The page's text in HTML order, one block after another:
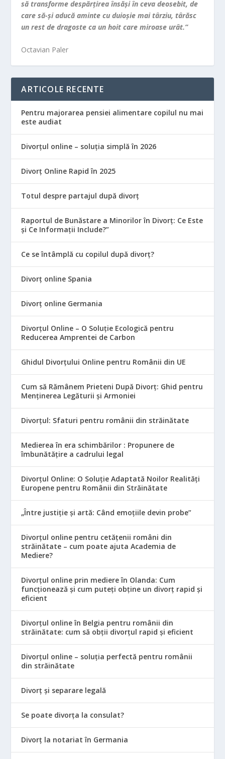
să transforme despărţirea însăşi în ceva deosebit, de
care să-şi aducă aminte cu duioşie mai târziu, târăsc
un rest de dragoste ca un hoit care miroase urât.”
Octavian Paler
ARTICOLE RECENTE
Pentru majorarea pensiei alimentare copilul nu mai
este audiat
Divorțul online – soluția simplă în 2026
Divorț Online Rapid în 2025
Totul despre partajul după divorț
Raportul de Bunăstare a Minorilor în Divorț: Ce Este
și Ce Informații Include?”
Ce se întâmplă cu copilul după divorț?
Divorț online Spania
Divorț online Germania
Divorțul Online – O Soluție Ecologică pentru
Reducerea Amprentei de Carbon
Ghidul Divorțului Online pentru Românii din UE
Cum să Rămânem Prieteni După Divorț: Ghid pentru
Menținerea Legăturii și Armoniei
Divorțul: Sfaturi pentru românii din străinătate
Medierea în era schimbărilor : Propunere de
îmbunătățire a cadrului legal
Divorțul Online: O Soluție Adaptată Noilor Realități
Europene pentru Românii din Străinătate
„Între justiție și artă: Când emoțiile devin probe”
Divorțul online pentru cetățenii români din
străinătate – cum poate ajuta Academia de
Mediere?
Divorțul online prin mediere în Olanda: Cum
funcționează și cum puteți obține un divorț rapid și
eficient
Divorțul online în Belgia pentru românii din
străinătate: cum să obții divorțul rapid și eficient
Divorțul online – soluția perfectă pentru românii
din străinătate
Divorț și separare legală
Se poate divorța la consulat?
Divorț la notariat în Germania